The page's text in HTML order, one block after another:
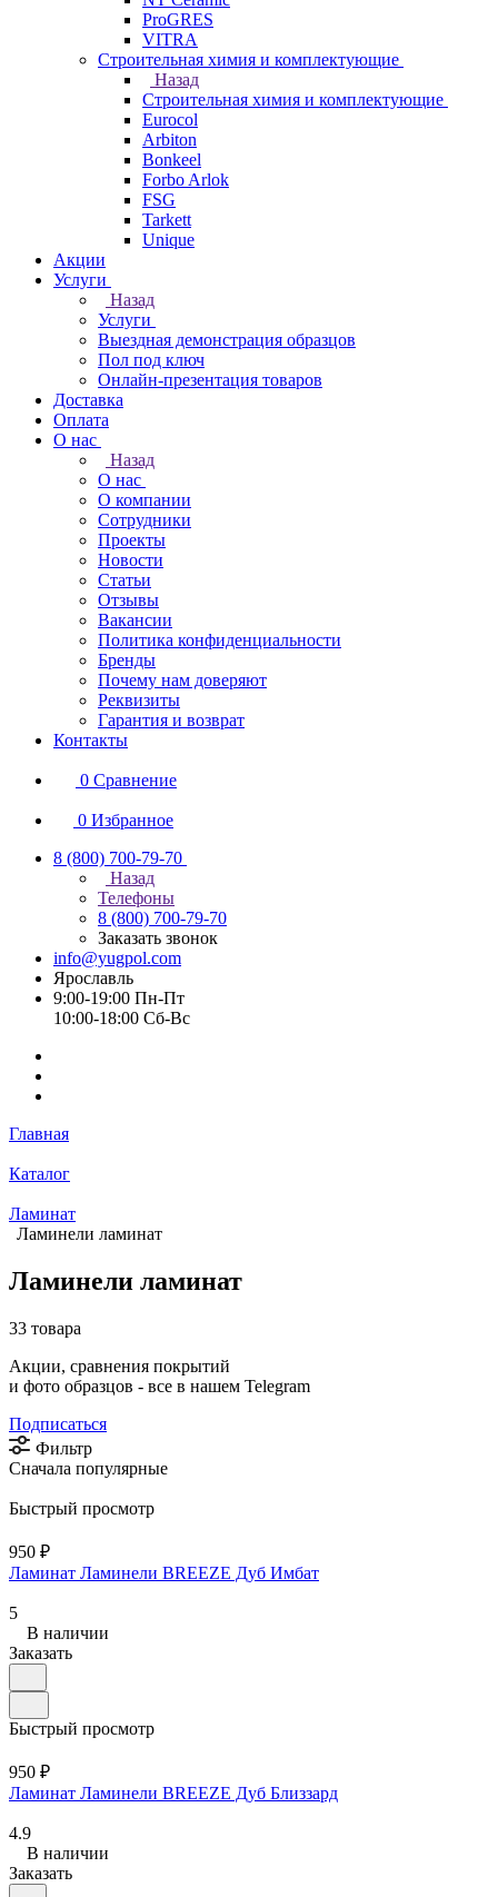
ProGRES
VITRA
Строительная химия и комплектующие
Назад
Строительная химия и комплектующие
Eurocol
Arbiton
Bonkeel
Forbo Arlok
FSG
Tarkett
Unique
Акции
Услуги
Назад
Услуги
Выездная демонстрация образцов
Пол под ключ
Онлайн-презентация товаров
Доставка
Оплата
О нас
Назад
О нас
О компании
Сотрудники
Проекты
Новости
Статьи
Отзывы
Вакансии
Политика конфиденциальности
Бренды
Почему нам доверяют
Реквизиты
Гарантия и возврат
Контакты
0 Сравнение
0 Избранное
8 (800) 700-79-70
Назад
Телефоны
8 (800) 700-79-70
Заказать звонок
info@yugpol.com
Ярославль
9:00-19:00 Пн-Пт
10:00-18:00 Cб-Вс
Главная
Каталог
Ламинат
Ламинели ламинат
Ламинели ламинат
33 товара
Акции, сравнения покрытий
и фото образцов - все в нашем Telegram
Подписаться
Фильтр
Сначала популярные
Быстрый просмотр
950 ₽
Ламинат Ламинели BREEZE Дуб Имбат
5
В наличии
Заказать
Быстрый просмотр
950 ₽
Ламинат Ламинели BREEZE Дуб Близзард
4.9
В наличии
Заказать